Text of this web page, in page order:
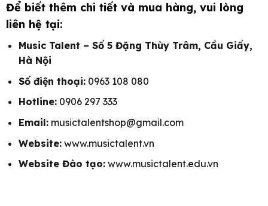
Để biết thêm chi tiết và mua hàng, vui lòng
liên hệ tại:
Music Talent – Số 5 Đặng Thùy Trâm, Cầu Giấy,
Hà Nội
Số điện thoại:0963 108 080
Hotline:0906 297 333
Email:musictalentshop@gmail.com
Website:www.musictalent.vn
Website Đào tạo:www.musictalent.edu.vn